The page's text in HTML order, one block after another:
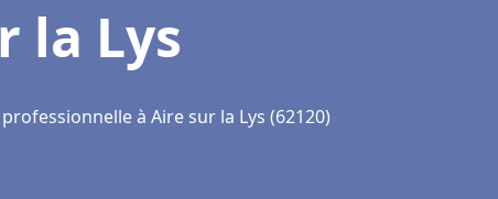
la Lys
à Aire sur la Lys (62120)